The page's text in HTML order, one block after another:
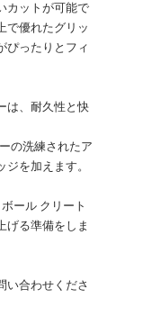
カットが可能で
で優れたグリッ
ぴったりとフィ
は、耐久性と快
の洗練されたア
を加えます。
ール クリート
げる準備をしま
い合わせくださ